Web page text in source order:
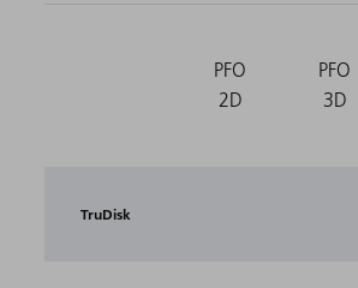
PFO
2D
PFO
3D
TruDisk